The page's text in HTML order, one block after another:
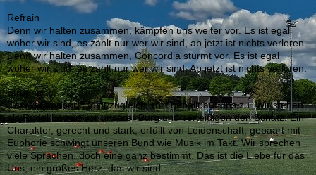
Refrain
Denn wir halten zusammen, kämpfen uns weiter vor. Es ist egal
woher wir sind, es zählt nur wer wir sind, ab jetzt ist nichts verloren.
Denn wir halten zusammen, Concordia stürmt vor. Es ist egal
woher wir sind, es zählt nur wer wir sind. Ab jetzt ist nichts verloren.
Strophe
Der Gegenangriff folgt zugleich, rollt geballt auf uns zu. Wir stehen
als Rudel Löwen vor unserer Burg und verteidigen den Schatz. Ein
Charakter, gerecht und stark, erfüllt von Leidenschaft, gepaart mit
Euphorie schwingt unseren Bund wie Musik im Takt. Wir sprechen
viele Sprachen, doch eine ganz bestimmt. Das ist die Liebe für das
Uns, ein großes Herz, das wir sind.